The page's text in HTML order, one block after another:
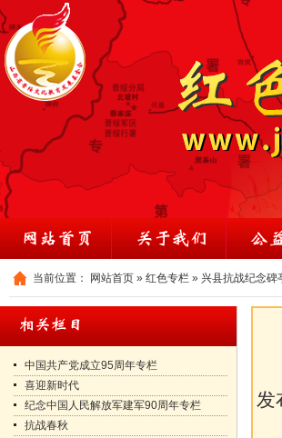
当前位置： 网站首页 » 红色专栏 » 兴县抗战纪念碑
中国共产党成立95周年专栏
喜迎新时代
纪念中国人民解放军建军90周年专栏
抗战春秋
发